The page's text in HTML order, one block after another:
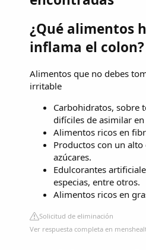
¿Qué alimentos
inflama el colon?
Alimentos que no debes
irritable
Carbohidratos, sobre
difíciles de asimilar
Alimentos ricos en
Productos con un
azúcares.
Edulcorantes
especias, entre otros.
Alimentos ricos en
Solicitud de eliminación
Ver respuesta completa en